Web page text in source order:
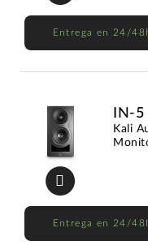
Entrega en 24/
IN-5
Kali
Entrega en 24/